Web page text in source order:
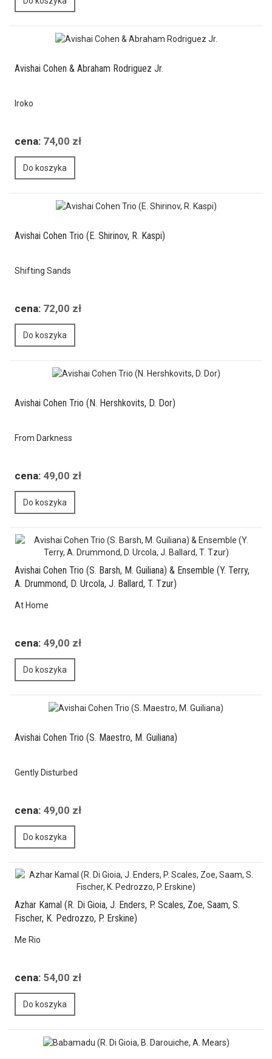
Avishai Cohen & Abraham Rodriguez Jr.
Iroko
cena: 74,00 zł
Do koszyka
Avishai Cohen Trio (E. Shirinov, R. Kaspi)
Shifting Sands
cena: 72,00 zł
Do koszyka
Avishai Cohen Trio (N. Hershkovits, D. Dor)
From Darkness
cena: 49,00 zł
Do koszyka
Avishai Cohen Trio (S. Barsh, M. Guiliana) & Ensemble (Y. Terry,
A. Drummond, D. Urcola, J. Ballard, T. Tzur)
At Home
cena: 49,00 zł
Do koszyka
Avishai Cohen Trio (S. Maestro, M. Guiliana)
Gently Disturbed
cena: 49,00 zł
Do koszyka
Azhar Kamal (R. Di Gioia, J. Enders, P. Scales, Zoe, Saam, S.
Fischer, K. Pedrozzo, P. Erskine)
Me Rio
cena: 54,00 zł
Do koszyka